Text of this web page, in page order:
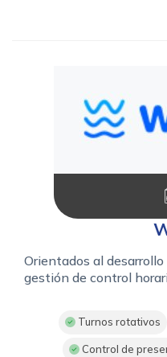
Orientados al
gestión de control
Turnos rotativos
Control de